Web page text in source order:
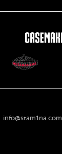
info@stam1na.com